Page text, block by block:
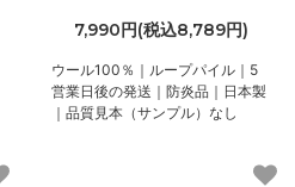
7,990円(税込8,789円)
ウール100％｜ループパイル｜5
営業日後の発送｜防炎品｜日本製
｜品質見本（サンプル）なし